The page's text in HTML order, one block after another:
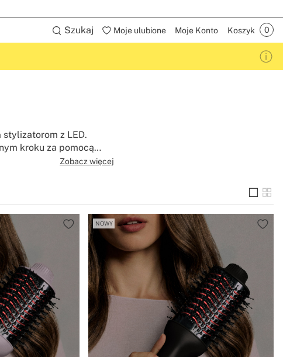
Szukaj Moje ulubione Moje Konto Koszyk
z LED.
kroku za pomocą
która chroni zdrowie i
Zobacz więcej
NOWY